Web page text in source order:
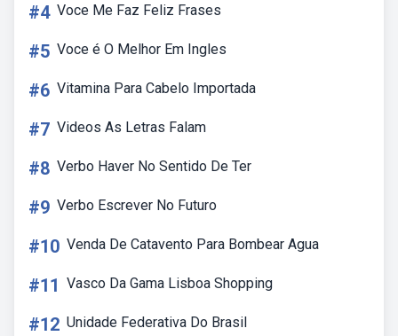
#4 Voce Me Faz Feliz Frases
#5 Voce é O Melhor Em Ingles
#6 Vitamina Para Cabelo Importada
#7 Videos As Letras Falam
#8 Verbo Haver No Sentido De Ter
#9 Verbo Escrever No Futuro
#10 Venda De Catavento Para Bombear Agua
#11 Vasco Da Gama Lisboa Shopping
#12 Unidade Federativa Do Brasil